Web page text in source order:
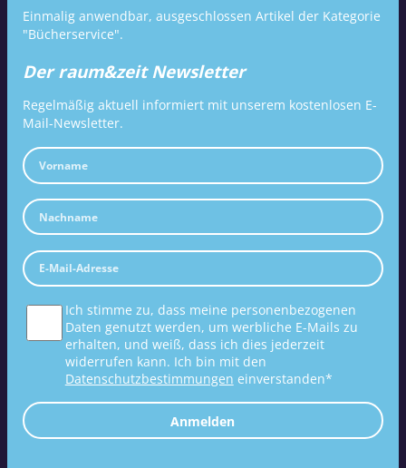
Einmalig anwendbar, ausgeschlossen Artikel der Kategorie
"Bücherservice".
Der raum&zeit Newsletter
Regelmäßig aktuell informiert mit unserem kostenlosen E-
Mail-Newsletter.
Ich stimme zu, dass meine personenbezogenen
Daten genutzt werden, um werbliche E-Mails zu
erhalten, und weiß, dass ich dies jederzeit
widerrufen kann. Ich bin mit den
Datenschutzbestimmungen einverstanden*
Anmelden